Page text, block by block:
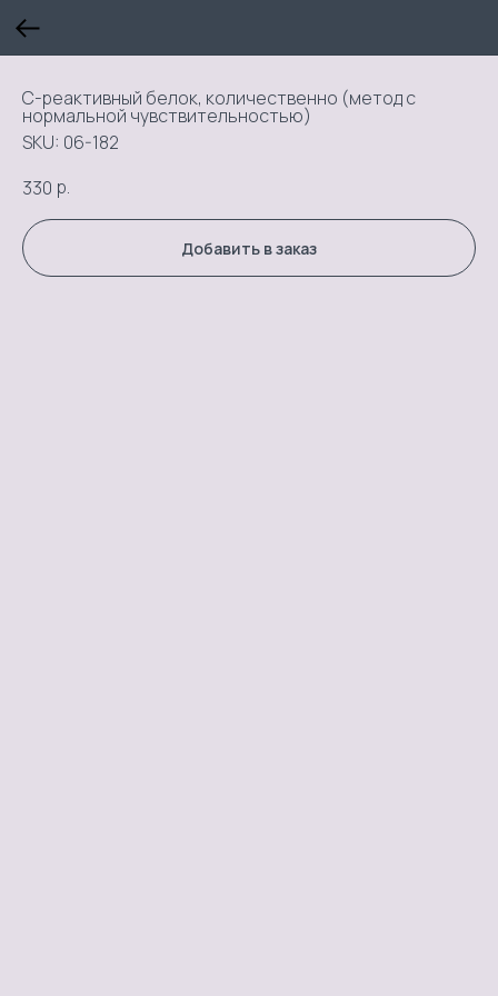
С-реактивный белок, количественно (метод с
нормальной чувствительностью)
SKU: 06-182
330 р.
Добавить в заказ